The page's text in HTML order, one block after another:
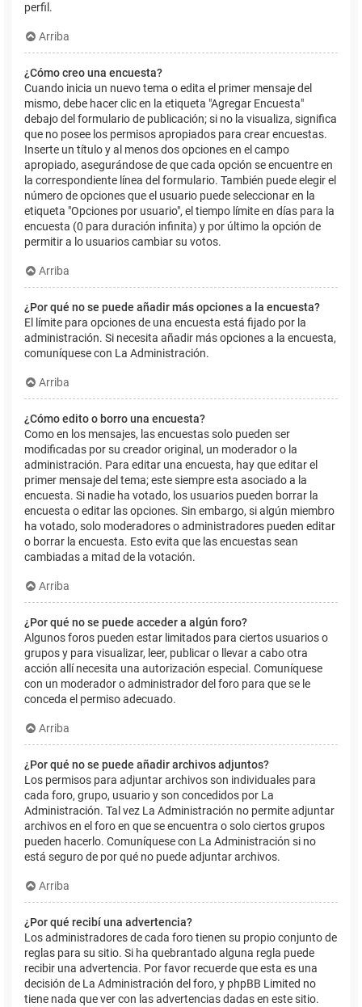
perfil.
Arriba
¿Cómo creo una encuesta?
Cuando inicia un nuevo tema o edita el primer mensaje del
mismo, debe hacer clic en la etiqueta "Agregar Encuesta"
debajo del formulario de publicación; si no la visualiza, significa
que no posee los permisos apropiados para crear encuestas.
Inserte un título y al menos dos opciones en el campo
apropiado, asegurándose de que cada opción se encuentre en
la correspondiente línea del formulario. También puede elegir el
número de opciones que el usuario puede seleccionar en la
etiqueta "Opciones por usuario", el tiempo límite en días para la
encuesta (0 para duración infinita) y por último la opción de
permitir a lo usuarios cambiar su votos.
Arriba
¿Por qué no se puede añadir más opciones a la encuesta?
El límite para opciones de una encuesta está fijado por la
administración. Si necesita añadir más opciones a la encuesta,
comuníquese con La Administración.
Arriba
¿Cómo edito o borro una encuesta?
Como en los mensajes, las encuestas solo pueden ser
modificadas por su creador original, un moderador o la
administración. Para editar una encuesta, hay que editar el
primer mensaje del tema; este siempre esta asociado a la
encuesta. Si nadie ha votado, los usuarios pueden borrar la
encuesta o editar las opciones. Sin embargo, si algún miembro
ha votado, solo moderadores o administradores pueden editar
o borrar la encuesta. Esto evita que las encuestas sean
cambiadas a mitad de la votación.
Arriba
¿Por qué no se puede acceder a algún foro?
Algunos foros pueden estar limitados para ciertos usuarios o
grupos y para visualizar, leer, publicar o llevar a cabo otra
acción allí necesita una autorización especial. Comuníquese
con un moderador o administrador del foro para que se le
conceda el permiso adecuado.
Arriba
¿Por qué no se puede añadir archivos adjuntos?
Los permisos para adjuntar archivos son individuales para
cada foro, grupo, usuario y son concedidos por La
Administración. Tal vez La Administración no permite adjuntar
archivos en el foro en que se encuentra o solo ciertos grupos
pueden hacerlo. Comuníquese con La Administración si no
está seguro de por qué no puede adjuntar archivos.
Arriba
¿Por qué recibí una advertencia?
Los administradores de cada foro tienen su propio conjunto de
reglas para su sitio. Si ha quebrantado alguna regla puede
recibir una advertencia. Por favor recuerde que esta es una
decisión de La Administración del foro, y phpBB Limited no
tiene nada que ver con las advertencias dadas en este sitio.